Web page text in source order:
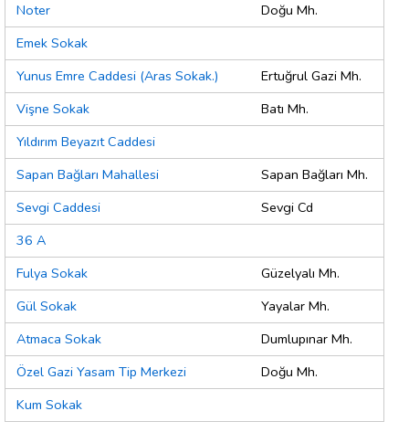
Noter
Doğu Mh.
Emek Sokak
Yunus Emre Caddesi (Aras Sokak.)
Ertuğrul Gazi Mh.
Vişne Sokak
Batı Mh.
Yıldırım Beyazıt Caddesi
Sapan Bağları Mahallesi
Sapan Bağları Mh.
Sevgi Caddesi
Sevgi Cd
36 A
Fulya Sokak
Güzelyalı Mh.
Gül Sokak
Yayalar Mh.
Atmaca Sokak
Dumlupınar Mh.
Özel Gazi Yasam Tip Merkezi
Doğu Mh.
Kum Sokak